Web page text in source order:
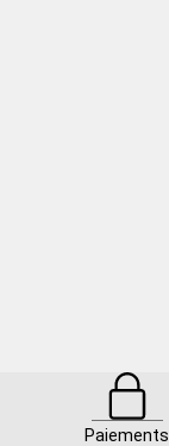
Paiements